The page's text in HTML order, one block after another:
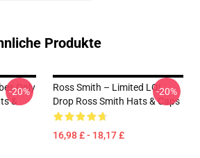
Produkte
Only
&
-20%
Ross Smith – Limited LOL
Drop Ross Smith Hats & Caps
16,98 £ - 18,17 £
-20%